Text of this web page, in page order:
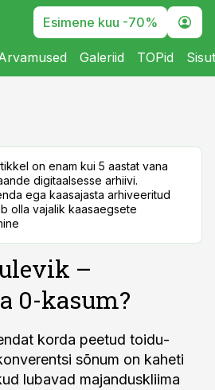
Esimene kuu -70%
Galeriid TOPid
on enam kui 5 aastat vana
digitaalsesse arhiivi.
ega kaasajasta arhiveeritud
olla vajalik kaasaegsete
–
0-kasum?
korda peetud toidu­
sõnum on kaheti
lubavad majanduskliima